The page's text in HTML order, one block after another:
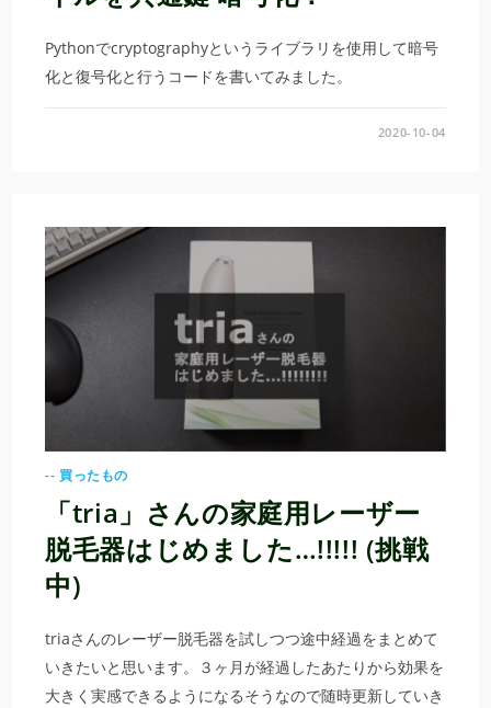
Pythonでcryptographyというライブラリを使用して暗号
化と復号化と行うコードを書いてみました。
2020-10-04
-- 買ったもの
「tria」さんの家庭用レーザー
脱毛器はじめました…!!!!! (挑戦
中)
triaさんのレーザー脱毛器を試しつつ途中経過をまとめて
いきたいと思います。３ヶ月が経過したあたりから効果を
大きく実感できるようになるそうなので随時更新していき